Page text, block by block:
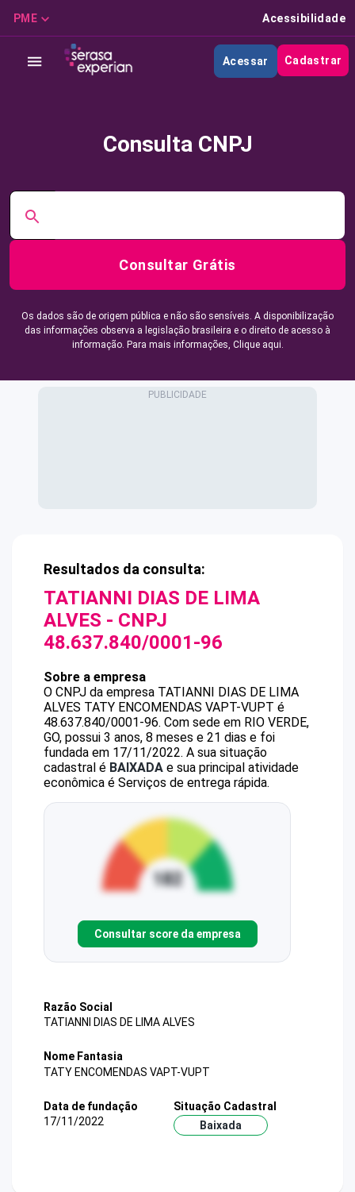
PME Acessibilidade
Acessar Cadastrar
Consulta CNPJ
Consultar Grátis
Os dados são de origem pública e não são sensíveis. A disponibilização
das informações observa a legislação brasileira e o direito de acesso à
informação. Para mais informações, Clique aqui.
Resultados da consulta:
TATIANNI DIAS DE LIMA
ALVES - CNPJ
48.637.840/0001-96
Sobre a empresa
O CNPJ da empresa TATIANNI DIAS DE LIMA
ALVES TATY ENCOMENDAS VAPT-VUPT é
48.637.840/0001-96. Com sede em RIO VERDE,
GO, possui 3 anos, 8 meses e 21 dias e foi
fundada em 17/11/2022. A sua situação
cadastral é BAIXADA e sua principal atividade
econômica é Serviços de entrega rápida.
Consultar score da empresa
Razão Social
TATIANNI DIAS DE LIMA ALVES
Nome Fantasia
TATY ENCOMENDAS VAPT-VUPT
Data de fundação
17/11/2022
Situação Cadastral
Baixada